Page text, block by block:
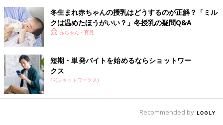
冬生まれ赤ちゃんの授乳はどうするのが正解？「ミル
クは温めたほうがいい？」冬授乳の疑問Q&A
赤ちゃん・育児
短期・単発バイトを始めるならショットワー
クス
PR(ショットワークス)
Recommended by